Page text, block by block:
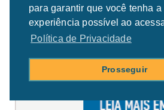
para garantir que você tenha a
experiência possível ao
Política de Privacidade
Prosseguir